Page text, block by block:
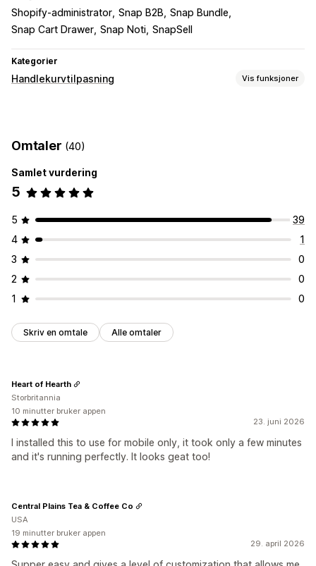
Shopify-administrator Snap B2B Snap Bundle
Snap Cart Drawer Snap Noti SnapSell
Kategorier
Handlekurvtilpasning Vis funksjoner
Omtaler (40)
Samlet vurdering
5
5
39
4
1
3
0
2
0
1
0
Skriv en omtale Alle omtaler
23. juni 2026
I installed this to use for mobile only, it took only a few minutes
and it's running perfectly. It looks geat too!
Heart of Hearth
Storbritannia
10 minutter bruker appen
29. april 2026
Central Plains Tea & Coffee Co
USA
19 minutter bruker appen